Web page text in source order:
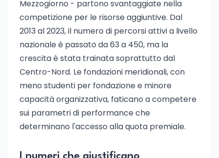
Mezzogiorno - partono svantaggiate nella
competizione per le risorse aggiuntive. Dal
2013 al 2023, il numero di percorsi attivi a livello
nazionale è passato da 63 a 450, ma la
crescita è stata trainata soprattutto dal
Centro-Nord. Le fondazioni meridionali, con
meno studenti per fondazione e minore
capacità organizzativa, faticano a competere
sui parametri di performance che
determinano l'accesso alla quota premiale.